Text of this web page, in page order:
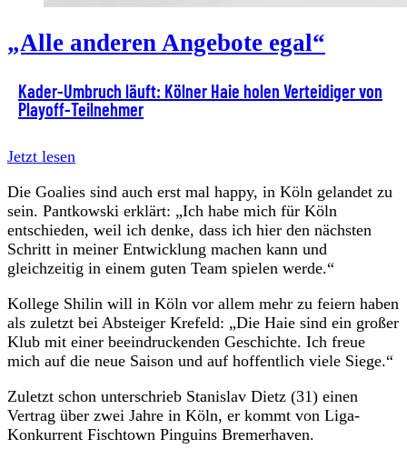
„Alle anderen Angebote egal“
Kader-Umbruch läuft: Kölner Haie holen Verteidiger von
Playoff-Teilnehmer
Jetzt lesen
Die Goalies sind auch erst mal happy, in Köln gelandet zu
sein. Pantkowski erklärt: „Ich habe mich für Köln
entschieden, weil ich denke, dass ich hier den nächsten
Schritt in meiner Entwicklung machen kann und
gleichzeitig in einem guten Team spielen werde.“
Kollege Shilin will in Köln vor allem mehr zu feiern haben
als zuletzt bei Absteiger Krefeld: „Die Haie sind ein großer
Klub mit einer beeindruckenden Geschichte. Ich freue
mich auf die neue Saison und auf hoffentlich viele Siege.“
Zuletzt schon unterschrieb Stanislav Dietz (31) einen
Vertrag über zwei Jahre in Köln, er kommt von Liga-
Konkurrent Fischtown Pinguins Bremerhaven.